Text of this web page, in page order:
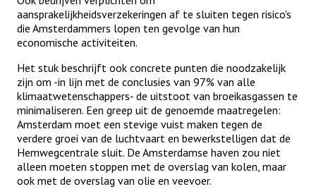
aansprakelijkheidsverzekeringen af te sluiten tegen risico's
die Amsterdammers lopen ten gevolge van hun
economische activiteiten.
Het stuk beschrijft ook concrete punten die noodzakelijk
zijn om -in lijn met de conclusies van 97% van alle
klimaatwetenschappers- de uitstoot van broeikasgassen te
minimaliseren. Een greep uit de genoemde maatregelen:
Amsterdam moet een stevige vuist maken tegen de
verdere groei van de luchtvaart en bewerkstelligen dat de
Hemwegcentrale sluit. De Amsterdamse haven zou niet
alleen moeten stoppen met de overslag van kolen, maar
ook met de overslag van olie en veevoer.